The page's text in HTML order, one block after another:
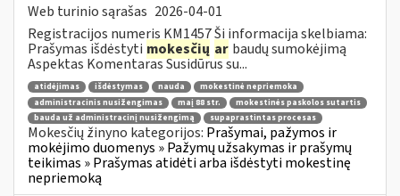
Web turinio sąrašas 2026-04-01
Registracijos numeris KM1457 Ši informacija skelbiama:
Prašymas išdėstyti mokesčių ar baudų sumokėjimą
Aspektas Komentaras Susidūrus su...
atidėjimas išdėstymas nauda
mokestinė nepriemoka
administracinis nusižengimas
maį 88 str.
mokestinės paskolos sutartis
bauda už administracinį nusižengimą
supaprastintas procesas
Mokesčių žinyno kategorijos: Prašymai, pažymos ir
mokėjimo duomenys » Pažymų užsakymas ir prašymų
teikimas » Prašymas atidėti arba išdėstyti mokestinę
nepriemoką